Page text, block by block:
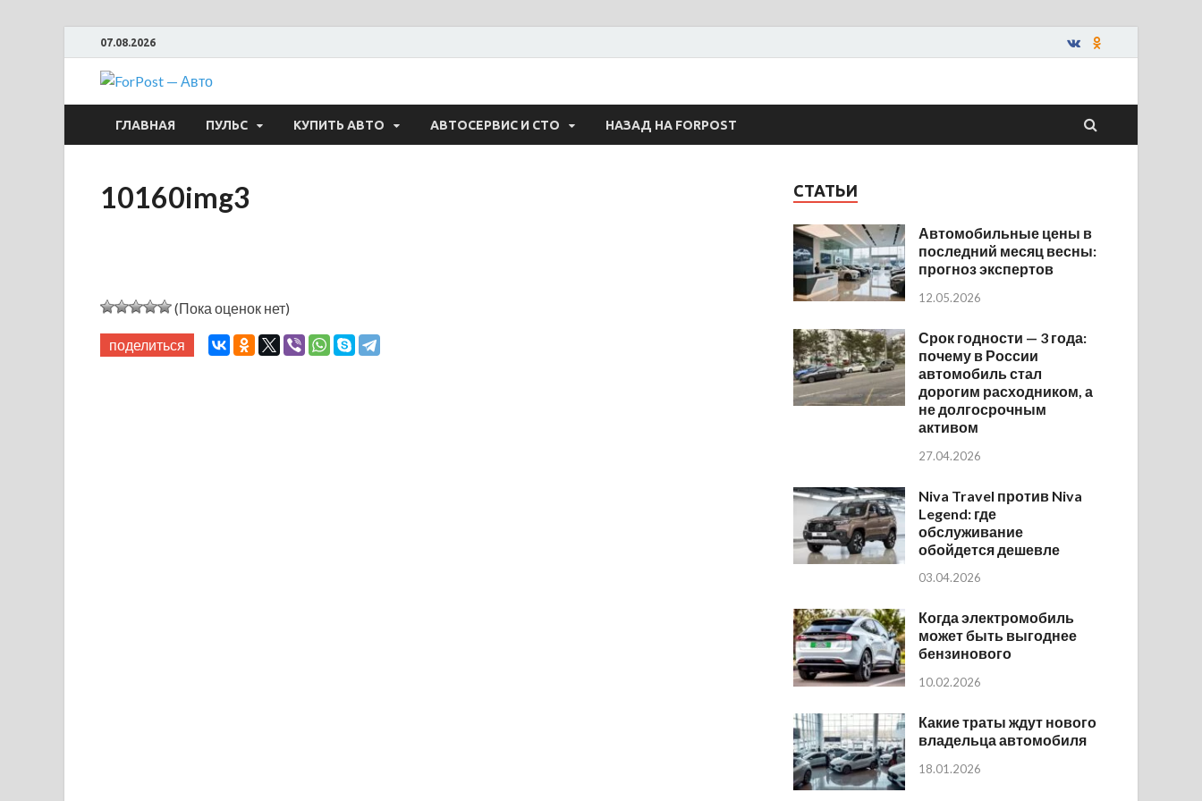
07.08.2026
ForPost — Авто
ГЛАВНАЯ ПУЛЬС КУПИТЬ АВТО АВТОСЕРВИС И СТО НАЗАД НА FORPOST
10160img3
(Пока оценок нет)
поделиться
СТАТЬИ
Автомобильные цены в
последний месяц весны:
прогноз экспертов
12.05.2026
Срок годности — 3 года:
почему в России
автомобиль стал
дорогим расходником, а
не долгосрочным
активом
27.04.2026
Niva Travel против Niva
Legend: где
обслуживание
обойдется дешевле
03.04.2026
Когда электромобиль
может быть выгоднее
бензинового
10.02.2026
Какие траты ждут нового
владельца автомобиля
18.01.2026